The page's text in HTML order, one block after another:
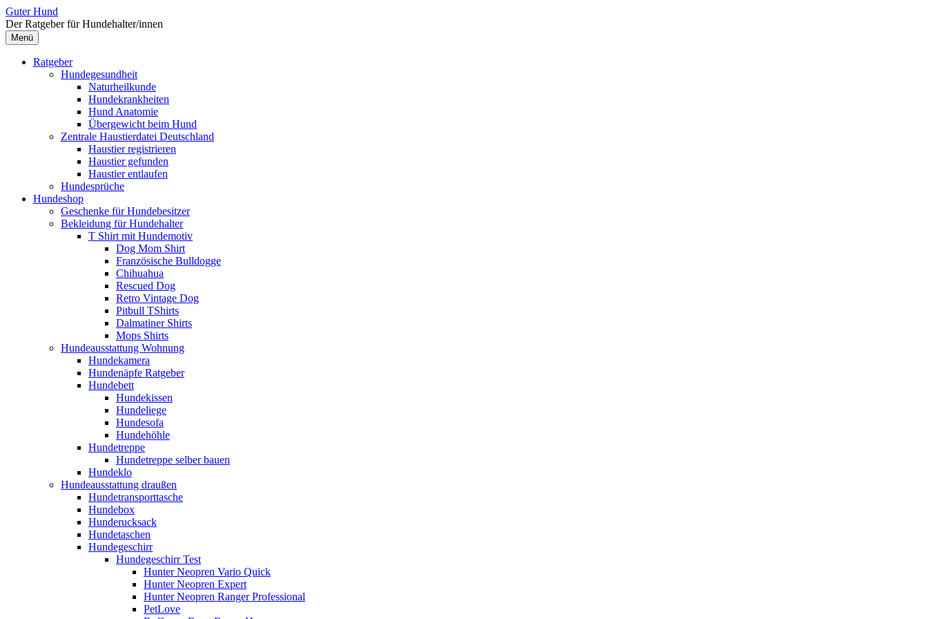
Zum
Inhalt
überspringen
Guter Hund
Der Ratgeber für Hundehalter/innen
Menü
Ratgeber
Hundegesundheit
Naturheilkunde
Hundekrankheiten
Hund Anatomie
Übergewicht beim Hund
Zentrale Haustierdatei Deutschland
Haustier registrieren
Haustier gefunden
Haustier entlaufen
Hundesprüche
Hundeshop
Geschenke für Hundebesitzer
Bekleidung für Hundehalter
T Shirt mit Hundemotiv
Dog Mom Shirt
Französische Bulldogge
Chihuahua
Rescued Dog
Retro Vintage Dog
Pitbull TShirts
Dalmatiner Shirts
Mops Shirts
Hundeausstattung Wohnung
Hundekamera
Hundenäpfe Ratgeber
Hundebett
Hundekissen
Hundeliege
Hundesofa
Hundehöhle
Hundetreppe
Hundetreppe selber bauen
Hundeklo
Hundeausstattung draußen
Hundetransporttasche
Hundebox
Hunderucksack
Hundetaschen
Hundegeschirr
Hundegeschirr Test
Hunter Neopren Vario Quick
Hunter Neopren Expert
Hunter Neopren Ranger Professional
PetLove